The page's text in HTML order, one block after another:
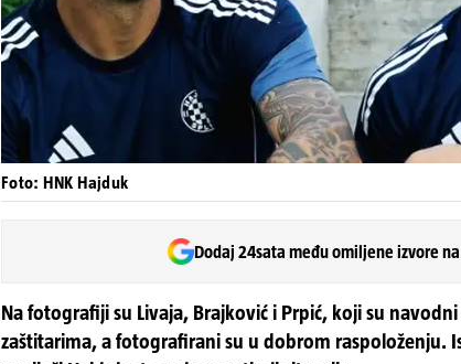
Foto: HNK Hajduk
Dodaj 24sata među omiljene izvore
Na fotografiji su Livaja, Brajković i Prpić, koji su
zaštitarima, a fotografirani su u dobrom raspoloženju.